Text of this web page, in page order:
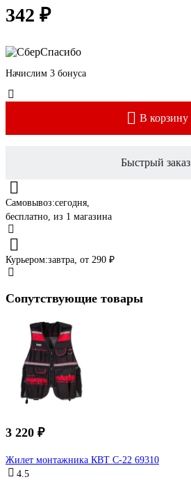
342 ₽
Начислим 3 бонуса
В корзину
Быстрый заказ
Самовывоз:сегодня,
бесплатно, из 1 магазина
Курьером:завтра, от 290 ₽
Сопутствующие товары
3 220 ₽
Жилет монтажника КВТ С-22 69310
4.5